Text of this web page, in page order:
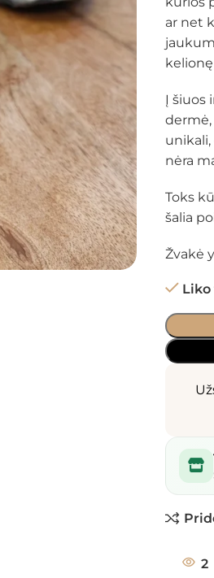
ar net
Į šiuos
dermė,
nėra
Toks
šalia
Žvakė
Liko
2